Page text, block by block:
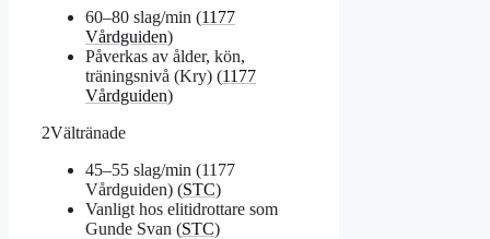
60–80 slag/min (1177
Vårdguiden)
Påverkas av ålder, kön,
träningsnivå (Kry) (1177
Vårdguiden)
2Vältränade
45–55 slag/min (1177
Vårdguiden) (STC)
Vanligt hos elitidrottare som
Gunde Svan (STC)